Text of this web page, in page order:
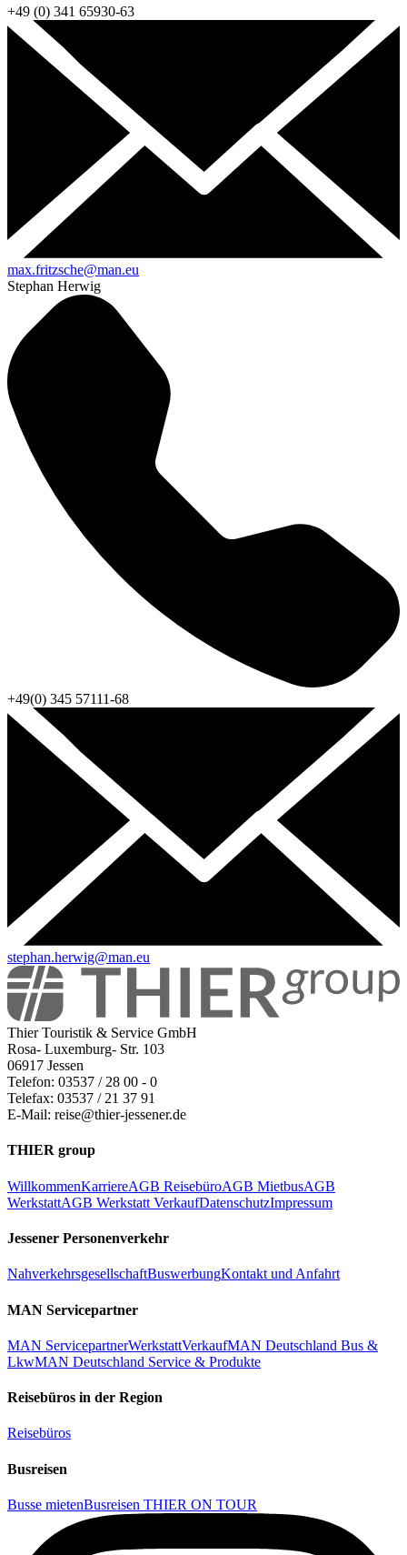
+49 (0) 341 65930-63
max.fritzsche@man.eu
Stephan Herwig
+49(0) 345 57111-68
stephan.herwig@man.eu
Thier Touristik & Service GmbH
Rosa- Luxemburg- Str. 103
06917 Jessen
Telefon: 03537 / 28 00 - 0
Telefax: 03537 / 21 37 91
E-Mail: reise@thier-jessener.de
THIER group
WillkommenKarriereAGB ReisebüroAGB MietbusAGB
WerkstattAGB Werkstatt VerkaufDatenschutzImpressum
Jessener Personenverkehr
NahverkehrsgesellschaftBuswerbungKontakt und Anfahrt
MAN Servicepartner
MAN ServicepartnerWerkstattVerkaufMAN Deutschland Bus &
LkwMAN Deutschland Service & Produkte
Reisebüros in der Region
Reisebüros
Busreisen
Busse mietenBusreisen THIER ON TOUR